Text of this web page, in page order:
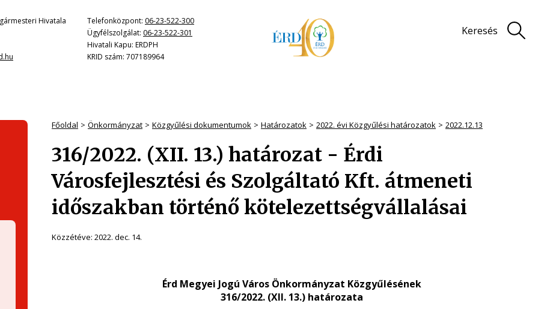
Hivatala
Telefonközpont: 06-23-522-300
Ügyfélszolgálat: 06-23-522-301
Hivatali Kapu: ERDPH
KRID szám: 707189964
Keresés
Főoldal Önkormányzat Közgyűlési dokumentumok Határozatok 2022. évi Közgyűlési határozatok 2022.12.13
316/2022. (XII. 13.) határozat - Érdi
Városfejlesztési és Szolgáltató Kft. átmeneti
időszakban történő kötelezettségvállalásai
Közzétéve: 2022. dec. 14.
Érd Megyei Jogú Város Önkormányzat Közgyűlésének
316/2022. (XII. 13.) határozata